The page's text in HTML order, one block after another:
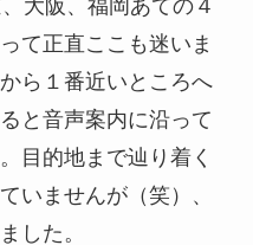
大阪、福岡あての４
て正直ここも迷いま
ら１番近いところへ
と音声案内に沿って
目的地まで辿り着く
いませんが（笑）、
した。